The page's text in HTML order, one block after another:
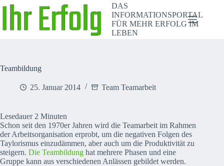
Zum
Inhalt
DAS
INFORMATIONSPORTAL
FÜR MEHR ERFOLG IM
LEBEN
Teambildung
25. Januar 2014 Team Teamarbeit
Lesedauer 2 Minuten
Schon seit den 1970er Jahren wird die Teamarbeit im Rahmen
der Arbeitsorganisation erprobt, um die negativen Folgen des
Taylorismus einzudämmen, aber auch um die Produktivität zu
steigern. Die Teambildung hat mehrere Phasen und eine
Gruppe kann aus verschiedenen Anlässen gebildet werden.